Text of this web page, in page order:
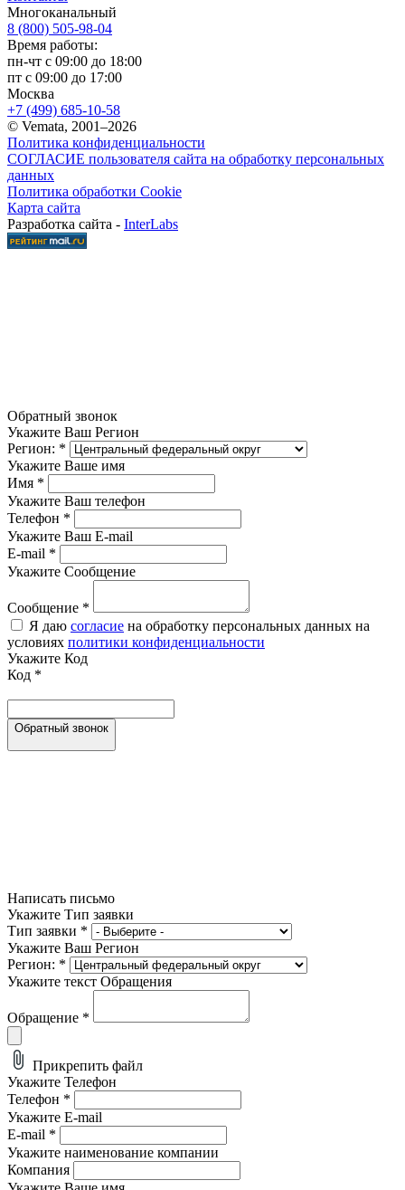
Многоканальный
8 (800) 505-98-04
Время работы:
пн-чт с 09:00 до 18:00
пт с 09:00 до 17:00
Москва
+7 (499) 685-10-58
© Vemata, 2001–2026
Политика конфиденциальности
СОГЛАСИЕ пользователя сайта на обработку персональных
данных
Политика обработки Cookie
Карта сайта
Разработка сайта - InterLabs
Обратный звонок
Укажите Ваш Регион
Регион: *
Укажите Ваше имя
Имя *
Укажите Ваш телефон
Телефон *
Укажите Ваш E-mail
E-mail *
Укажите Сообщение
Сообщение *
Я даю согласие на обработку персональных данных на
условиях политики конфиденциальности
Укажите Код
Код *
Обратный звонок
Написать письмо
Укажите Тип заявки
Тип заявки *
Укажите Ваш Регион
Регион: *
Укажите текст Обращения
Обращение *
Прикрепить файл
Укажите Телефон
Телефон *
Укажите E-mail
E-mail *
Укажите наименование компании
Компания